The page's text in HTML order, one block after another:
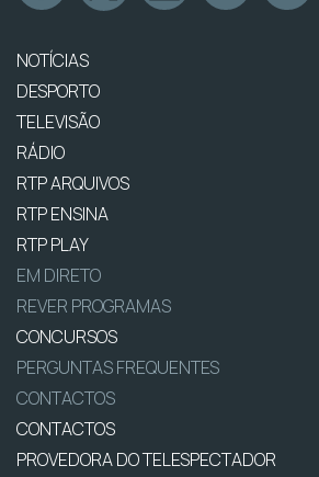
NOTÍCIAS
DESPORTO
TELEVISÃO
RÁDIO
RTP ARQUIVOS
RTP ENSINA
RTP PLAY
EM DIRETO
REVER PROGRAMAS
CONCURSOS
PERGUNTAS FREQUENTES
CONTACTOS
CONTACTOS
PROVEDORA DO TELESPECTADOR